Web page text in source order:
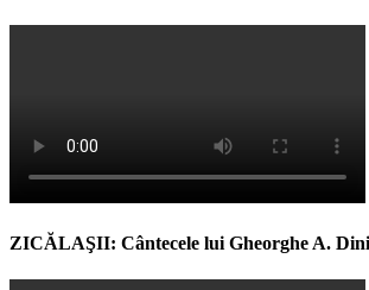
ZICĂLAŞII: Cântecele lui Gheorghe A.